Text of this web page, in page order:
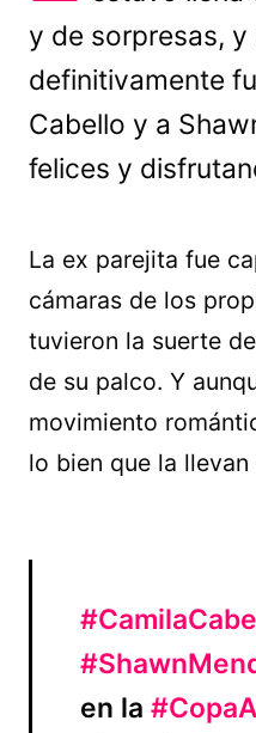
y de sorpresas, y
definitivamente
Cabello y a
felices y
La ex parejita fue
cámaras de los
tuvieron la suerte
de su palco. Y
movimiento
lo bien que la llevan
en la